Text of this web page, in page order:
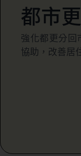
都市
強化都更分
協助，改善居